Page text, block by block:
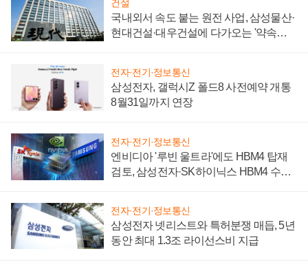
건설
국내외서 속도 붙는 원전 사업, 삼성물산·
현대건설·대우건설에 다가오는 '약속의
전자·전기·정보통신
삼성전자, 갤럭시Z 폴드8 사전예약 개통
8월31일까지 연장
전자·전기·정보통신
엔비디아 '루빈 울트라'에도 HBM4 탑재
검토, 삼성전자·SK하이닉스 HBM4 수율
전자·전기·정보통신
삼성전자 넷리스트와 특허분쟁 매듭, 5년
동안 최대 1.3조 라이선스비 지급